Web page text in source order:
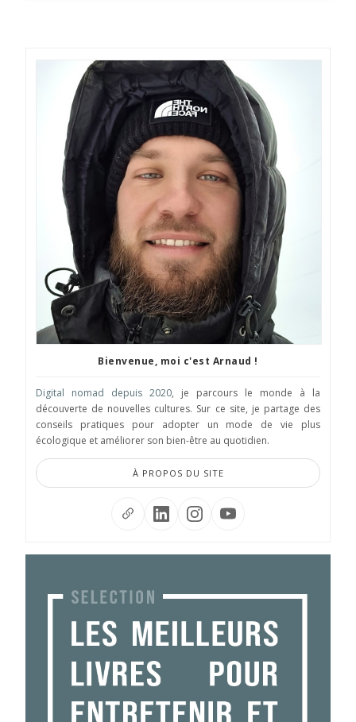
Bienvenue, moi c'est Arnaud !
Digital nomad depuis 2020, je parcours le monde à la
découverte de nouvelles cultures. Sur ce site, je partage des
conseils pratiques pour adopter un mode de vie plus
écologique et améliorer son bien-être au quotidien.
À PROPOS DU SITE